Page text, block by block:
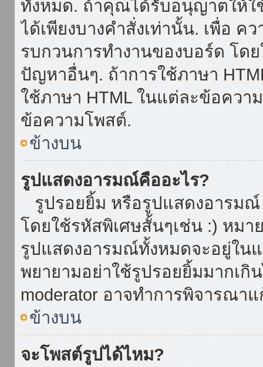
ทั้งหมด. ถ้าคุณได้รับอนุญาตให้ใ
ได้เพียงบางคำสั่งเท่านั้น. เพื่อ
รบกวนการทำงานของบอร์ด โด
ปัญหาอื่นๆ. ถ้าการใช้ภาษา
ใช้ภาษา HTML ในแต่ละข้อคว
ข้อความโพสต์.
ข้างบน
รูปแสดงอารมณ์คืออะไร?
รูปรอยยิ้ม หรือรูปแสดงอารมณ์
โดยใช้รหัสพิเศษสั้นๆเช่น :) หมา
รูปแสดงอารมณ์ทั้งหมดจะอยู่ใ
พยายามอย่าใช้รูปรอยยิ้มมากเกิ
moderator อาจทำการพิจารณา
ข้างบน
จะโพสต์รูปได้ไหม?